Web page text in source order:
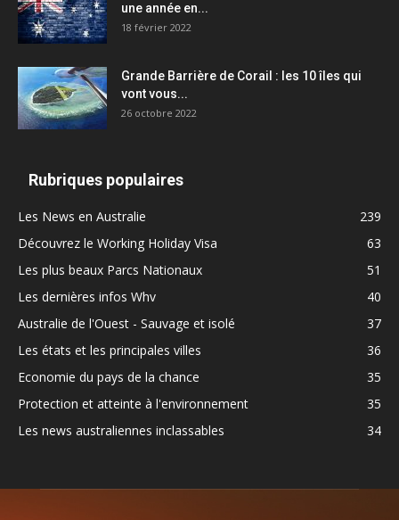
une année en...
18 février 2022
Grande Barrière de Corail : les 10 îles qui
vont vous...
26 octobre 2022
Rubriques populaires
Les News en Australie
239
Découvrez le Working Holiday Visa
63
Les plus beaux Parcs Nationaux
51
Les dernières infos Whv
40
Australie de l'Ouest - Sauvage et isolé
37
Les états et les principales villes
36
Economie du pays de la chance
35
Protection et atteinte à l'environnement
35
Les news australiennes inclassables
34